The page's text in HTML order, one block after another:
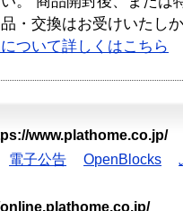
・交換はお受けいたし
ついて詳しくはこちら
www.plathome.co.jp/
電子公告 OpenBlocks